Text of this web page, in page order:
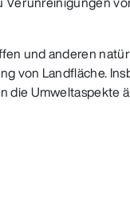
und anderen
von Landfläche.
die Umweltaspekte